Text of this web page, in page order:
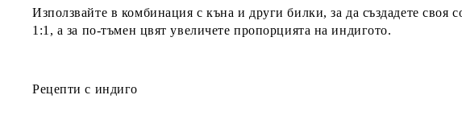
Използвайте в комбинация с къна и други билки, за да създадете своя
1:1, а за по-тъмен цвят увеличете пропорцията на индигото.
Рецепти с индиго